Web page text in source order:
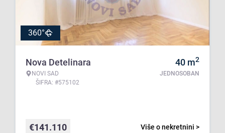
360°
Nova Detelinara
NOVI SAD
ŠIFRA: #575102
40 m2
JEDNOSOBAN
Više o nekretnini >
€141.110